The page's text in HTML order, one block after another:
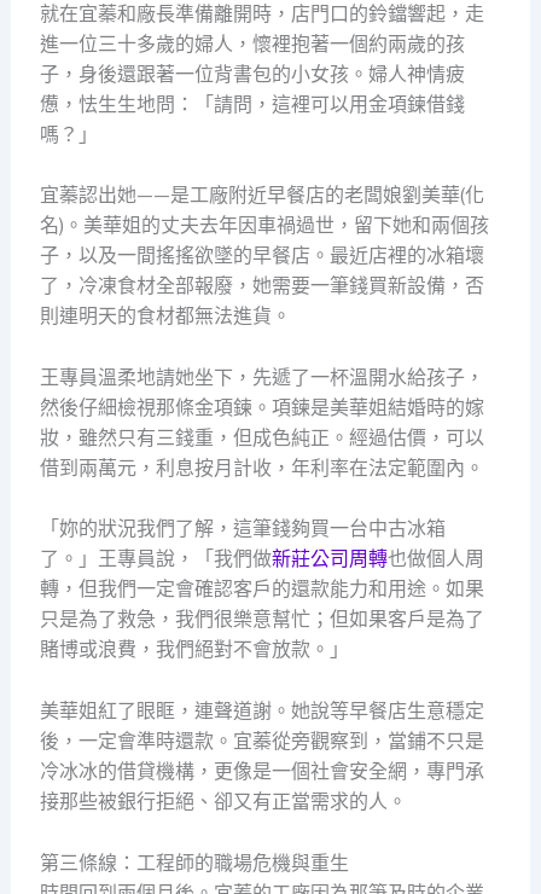
就在宜蓁和廠長準備離開時，店門口的鈴鐺響起，走
進一位三十多歲的婦人，懷裡抱著一個約兩歲的孩
子，身後還跟著一位背書包的小女孩。婦人神情疲
憊，怯生生地問：「請問，這裡可以用金項鍊借錢
嗎？」
宜蓁認出她——是工廠附近早餐店的老闆娘劉美華(化
名)。美華姐的丈夫去年因車禍過世，留下她和兩個孩
子，以及一間搖搖欲墜的早餐店。最近店裡的冰箱壞
了，冷凍食材全部報廢，她需要一筆錢買新設備，否
則連明天的食材都無法進貨。
王專員溫柔地請她坐下，先遞了一杯溫開水給孩子，
然後仔細檢視那條金項鍊。項鍊是美華姐結婚時的嫁
妝，雖然只有三錢重，但成色純正。經過估價，可以
借到兩萬元，利息按月計收，年利率在法定範圍內。
「妳的狀況我們了解，這筆錢夠買一台中古冰箱
了。」王專員說，「我們做新莊公司周轉也做個人周
轉，但我們一定會確認客戶的還款能力和用途。如果
只是為了救急，我們很樂意幫忙；但如果客戶是為了
賭博或浪費，我們絕對不會放款。」
美華姐紅了眼眶，連聲道謝。她說等早餐店生意穩定
後，一定會準時還款。宜蓁從旁觀察到，當鋪不只是
冷冰冰的借貸機構，更像是一個社會安全網，專門承
接那些被銀行拒絕、卻又有正當需求的人。
第三條線：工程師的職場危機與重生